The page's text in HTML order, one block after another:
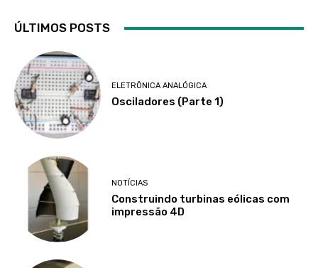
ÚLTIMOS POSTS
ELETRÔNICA ANALÓGICA
Osciladores (Parte 1)
NOTÍCIAS
Construindo turbinas eólicas com
impressão 4D